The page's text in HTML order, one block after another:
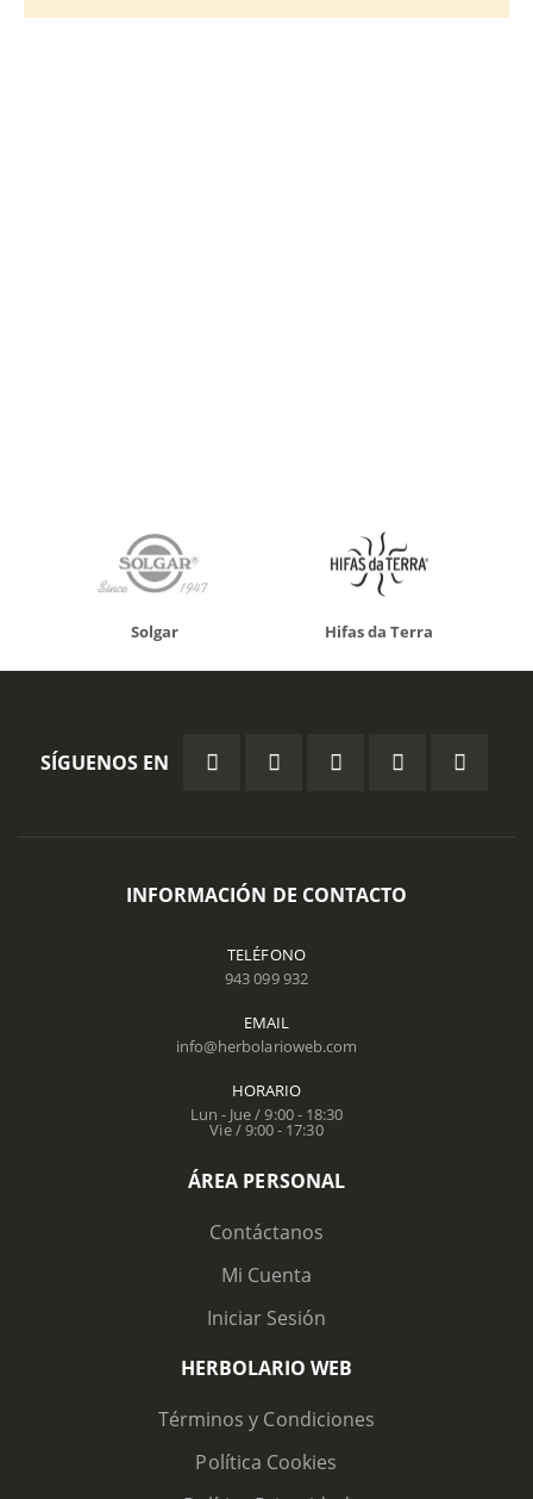
Solgar Hifas da Terra
SÍGUENOS EN
INFORMACIÓN DE CONTACTO
TELÉFONO
943 099 932
EMAIL
info@herbolarioweb.com
HORARIO
Lun - Jue / 9:00 - 18:30
Vie / 9:00 - 17:30
ÁREA PERSONAL
Contáctanos
Mi Cuenta
Iniciar Sesión
HERBOLARIO WEB
Términos y Condiciones
Política Cookies